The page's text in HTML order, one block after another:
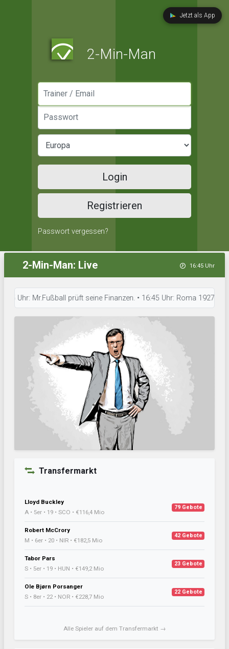
Jetzt als App
2-Min-Man
Login
Registrieren
Passwort vergessen?
2-Min-Man: Live 16:45 Uhr
Mr.Fußball prüft seine Finanzen. • 16:45 Uhr: Roma 1927 hat
Transfermarkt
Lloyd Buckley
A • 5er • 19 • SCO • €116,4 Mio
79 Gebote
Robert McCrory
M • 6er • 20 • NIR • €182,5 Mio
42 Gebote
Tabor Pars
S • 5er • 19 • HUN • €149,2 Mio
23 Gebote
Ole Bjørn Porsanger
S • 8er • 22 • NOR • €228,7 Mio
22 Gebote
Alle Spieler auf dem Transfermarkt →